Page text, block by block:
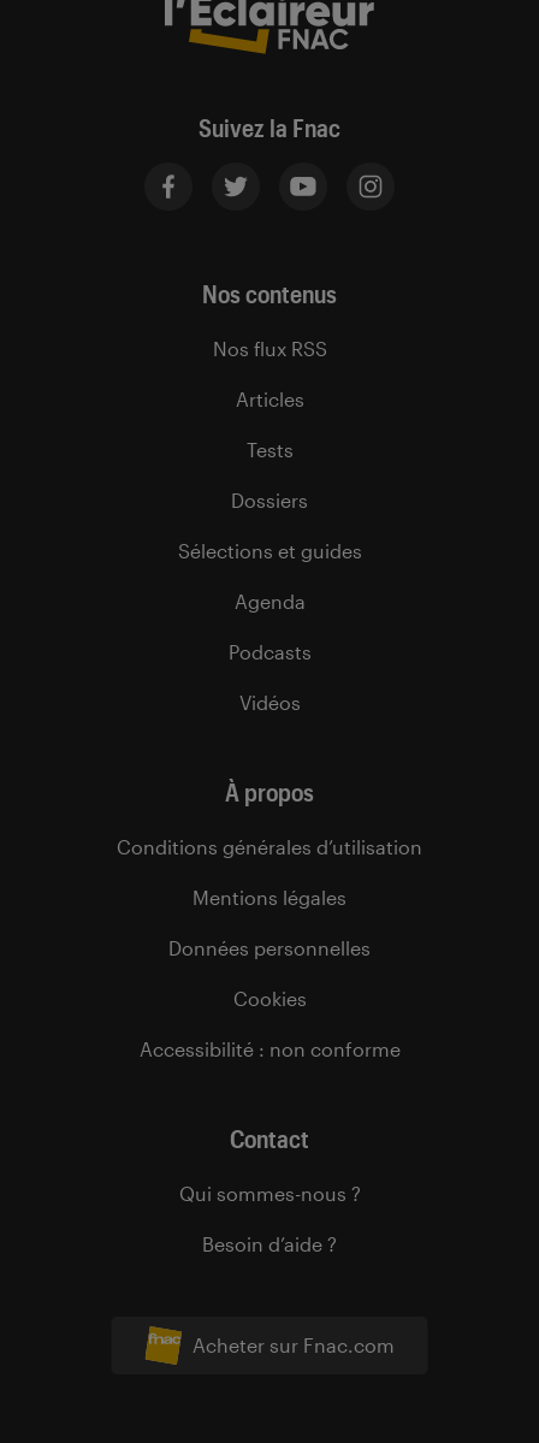
Suivez la Fnac
Acheter sur Fnac.com
Nos contenus
Nos flux RSS
Articles
Tests
Dossiers
Sélections et guides
Agenda
Podcasts
Vidéos
À propos
Conditions générales d’utilisation
Mentions légales
Données personnelles
Cookies
Accessibilité : non conforme
Contact
Qui sommes-nous ?
Besoin d’aide ?